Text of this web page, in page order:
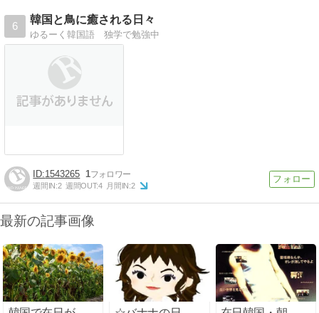
6
韓国と鳥に癒される日々
ゆるーく韓国語 独学で勉強中
1543265 1
週間IN:2 週間OUT:4 月間IN:2
最新の記事画像